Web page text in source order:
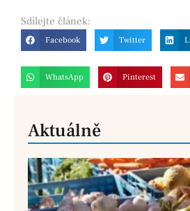
Sdílejte článek:
Facebook Twitter
WhatsApp Pinterest
Aktuálně